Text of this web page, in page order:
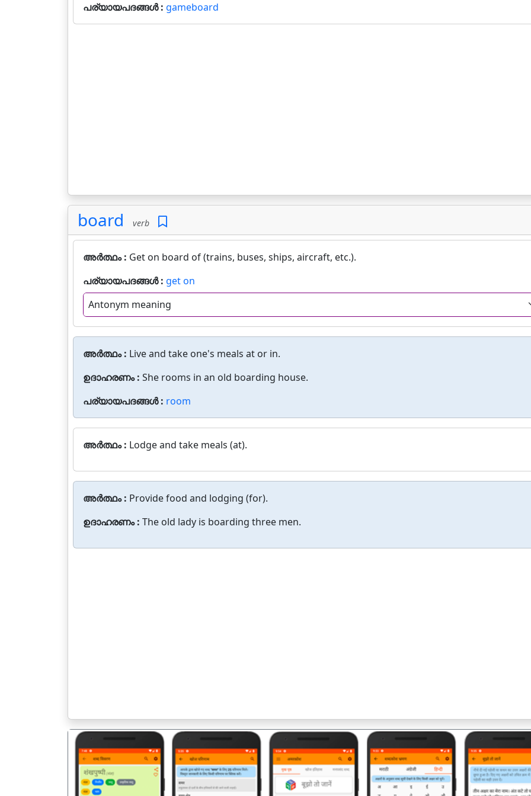
പര്യായപദങ്ങൾ : gameboard
board verb
അർത്ഥം : Get on board of (trains, buses, ships, aircraft, etc.).
പര്യായപദങ്ങൾ : get on
Antonym meaning
അർത്ഥം : Live and take one's meals at or in.
ഉദാഹരണം : She rooms in an old boarding house.
പര്യായപദങ്ങൾ : room
അർത്ഥം : Lodge and take meals (at).
അർത്ഥം : Provide food and lodging (for).
ഉദാഹരണം : The old lady is boarding three men.